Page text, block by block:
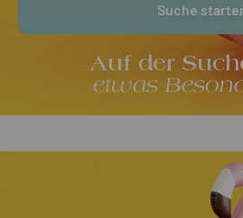
Auf der
etwas
Suche